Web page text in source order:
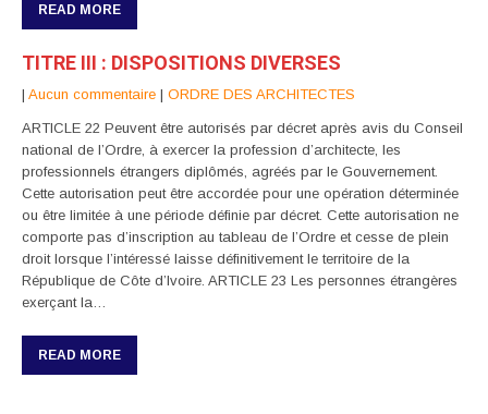
READ MORE
TITRE III : DISPOSITIONS DIVERSES
| Aucun commentaire | ORDRE DES ARCHITECTES
ARTICLE 22 Peuvent être autorisés par décret après avis du Conseil
national de l’Ordre, à exercer la profession d’architecte, les
professionnels étrangers diplômés, agréés par le Gouvernement.
Cette autorisation peut être accordée pour une opération déterminée
ou être limitée à une période définie par décret. Cette autorisation ne
comporte pas d’inscription au tableau de l’Ordre et cesse de plein
droit lorsque l’intéressé laisse définitivement le territoire de la
République de Côte d’Ivoire. ARTICLE 23 Les personnes étrangères
exerçant la…
READ MORE